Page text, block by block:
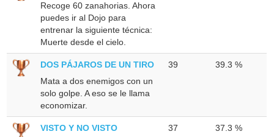
Recoge 60 zanahorias. Ahora
puedes ir al Dojo para
entrenar la siguiente técnica:
Muerte desde el cielo.
DOS PÁJAROS DE UN TIRO
Mata a dos enemigos con un
solo golpe. A eso se le llama
economizar.
39 39.3 %
VISTO Y NO VISTO
37 37.3 %